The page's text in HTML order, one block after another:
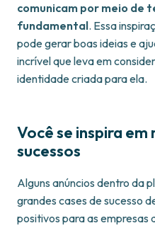
comunicam por meio de
fundamental. Essa
pode gerar boas ideias e
incrível que leva em
identidade criada para ela.
Você se inspira
sucessos
Alguns anúncios dentro da
grandes cases de sucesso
positivos para as empresas